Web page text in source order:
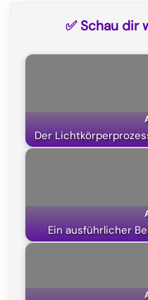
o
k
a
m
✅ Schau dir
Der
Ein ausführlicher